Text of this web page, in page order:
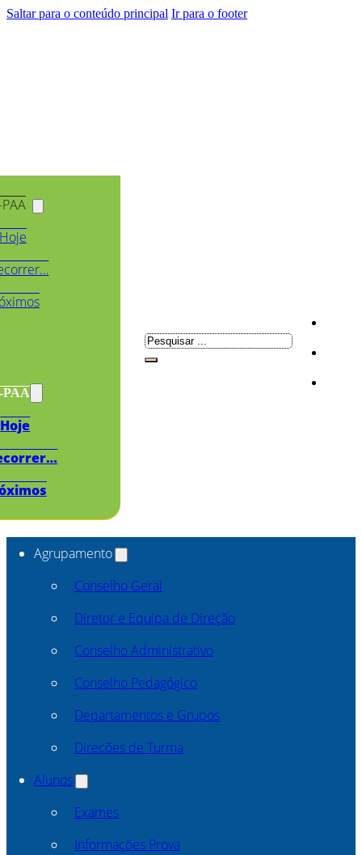
Saltar para o conteúdo principal Ir para o footer
PAA
Hoje
Pesquisar
Agrupamento
Conselho Geral
Diretor e Equipa de Direção
Conselho Administrativo
Conselho Pedagógico
Departamentos e Grupos
Direcões de Turma
Alunos
Exames
Informações Prova